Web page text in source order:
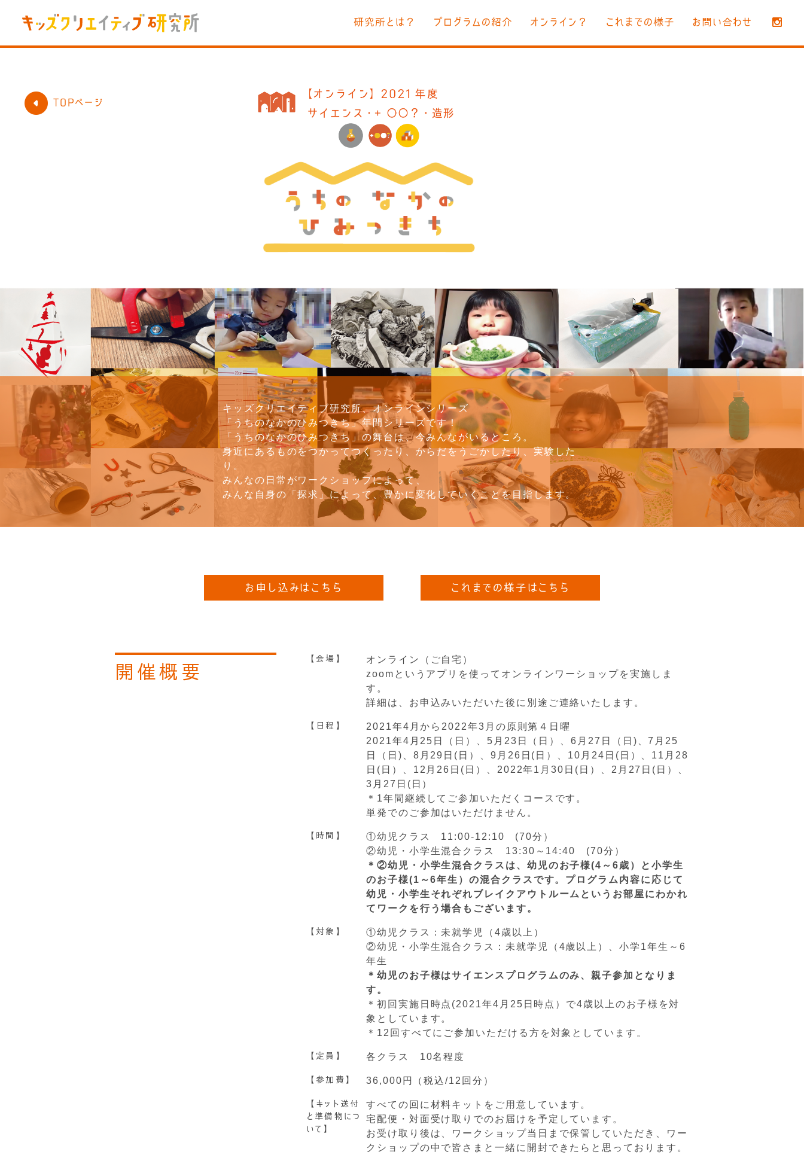
研究所とは？ プログラムの紹介 オンライン？ これまでの様子 お問い合わせ
TOPページ
キッズクリエイティブ研究所、オンラインシリーズ
「うちのなかのひみつきち」年間シリーズです！
「うちのなかのひみつきち」の舞台は、今みんながいるところ。
身近にあるものをつかってつくったり、からだをうごかしたり、実験した
り。
みんなの日常がワークショップによって、
みんな自身の「探求」によって、豊かに変化していくことを目指します。
お申し込みはこちら これまでの様子はこちら
開催概要
【会場】
オンライン（ご自宅）
zoomというアプリを使ってオンラインワーショップを実施しま
す。
詳細は、お申込みいただいた後に別途ご連絡いたします。
【日程】
2021年4月から2022年3月の原則第４日曜
2021年4月25日（日）、5月23日（日）、6月27日（日)、7月25
日（日)、8月29日(日）、9月26日(日）、10月24日(日）、11月28
日(日）、12月26日(日）、2022年1月30日(日）、2月27日(日）、
3月27日(日）
＊1年間継続してご参加いただくコースです。
単発でのご参加はいただけません。
【時間】
①幼児クラス 11:00-12:10 (70分）
②幼児・小学生混合クラス 13:30～14:40 (70分）
＊②幼児・小学生混合クラスは、幼児のお子様(4～6歳）と小学生
のお子様(1～6年生）の混合クラスです。プログラム内容に応じて
幼児・小学生それぞれブレイクアウトルームというお部屋にわかれ
てワークを行う場合もございます。
【対象】
①幼児クラス：未就学児（4歳以上）
②幼児・小学生混合クラス：未就学児（4歳以上）、小学1年生～6
年生
＊幼児のお子様はサイエンスプログラムのみ、親子参加となりま
す。
＊初回実施日時点(2021年4月25日時点）で4歳以上のお子様を対
象としています。
＊12回すべてにご参加いただける方を対象としています。
【定員】 各クラス 10名程度
【参加費】 36,000円（税込/12回分）
【キット送付
と準備物につ
いて】
すべての回に材料キットをご用意しています。
宅配便・対面受け取りでのお届けを予定しています。
お受け取り後は、ワークショップ当日まで保管していただき、ワー
クショップの中で皆さまと一緒に開封できたらと思っております。